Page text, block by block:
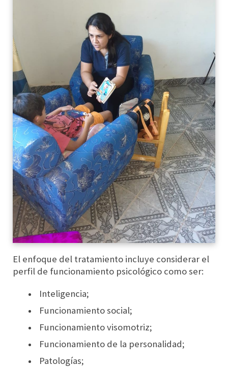
El enfoque del tratamiento incluye considerar el
perfil de funcionamiento psicológico como ser:
Inteligencia;
Funcionamiento social;
Funcionamiento visomotriz;
Funcionamiento de la personalidad;
Patologías;